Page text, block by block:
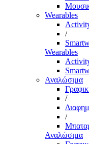
Wearables
/
Wearables
Αναλώσιμα
/
/
Αναλώσιμα